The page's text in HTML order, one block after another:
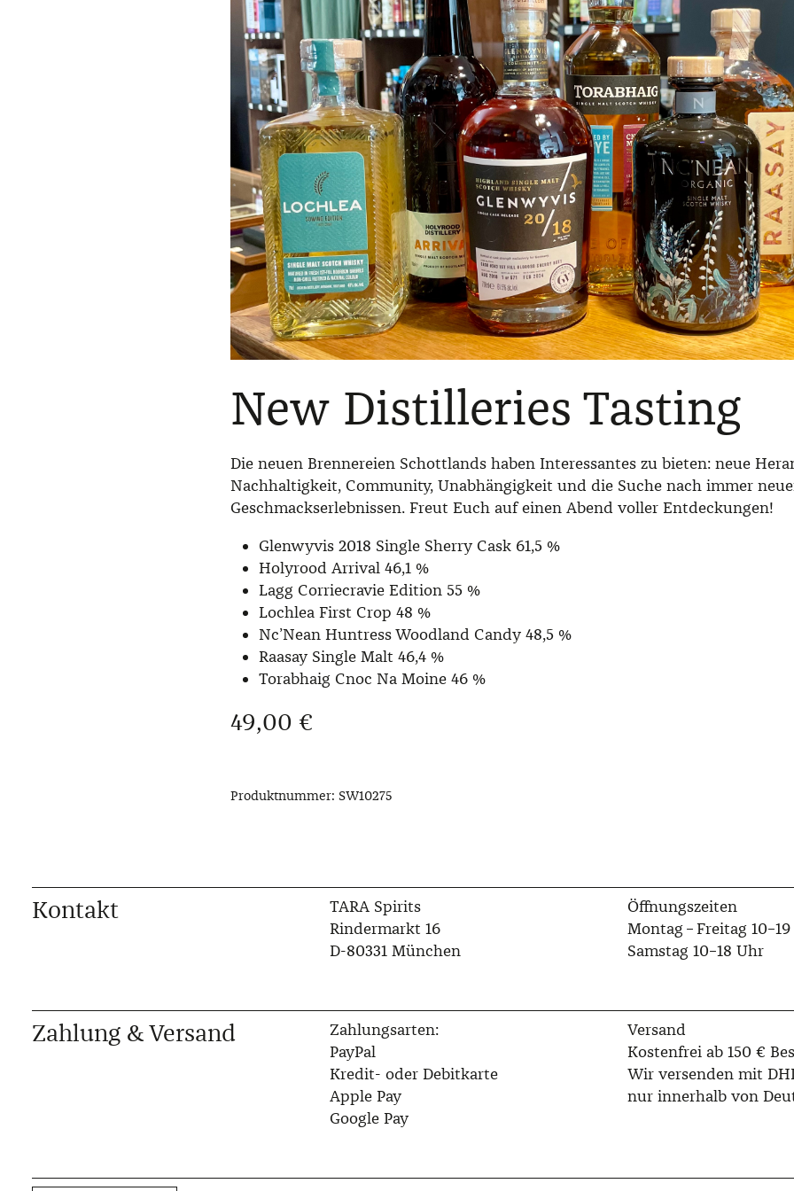
New Distilleries Tasting
Die neuen Brennereien Schottlands haben Interessantes zu bieten: neue
Nachhaltigkeit, Community, Unabhängigkeit und die Suche nach immer
Geschmackserlebnissen. Freut Euch auf einen Abend voller Entdeckungen!
Glenwyvis 2018 Single Sherry Cask 61,5 %
Holyrood Arrival 46,1 %
Lagg Corriecravie Edition 55 %
Lochlea First Crop 48 %
Nc’Nean Huntress Woodland Candy 48,5 %
Raasay Single Malt 46,4 %
Torabhaig Cnoc Na Moine 46 %
Regulärer Preis:
49,00 €
Produktnummer: SW10275
Kontakt
TARA Spirits
Rindermarkt 16
D-80331 München
Öffnungszeiten
Montag – Freitag
Samstag 10–18 Uhr
Zahlung & Versand
Zahlungsarten:
PayPal
Kredit- oder Debitkarte
Apple Pay
Google Pay
Versand
Kostenfrei ab 150 €
Wir versenden mit
nur innerhalb von